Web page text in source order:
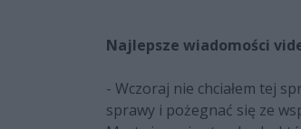
Najlepsze wiadomości
- Wczoraj nie chciałem tej
sprawy i pożegnać się ze